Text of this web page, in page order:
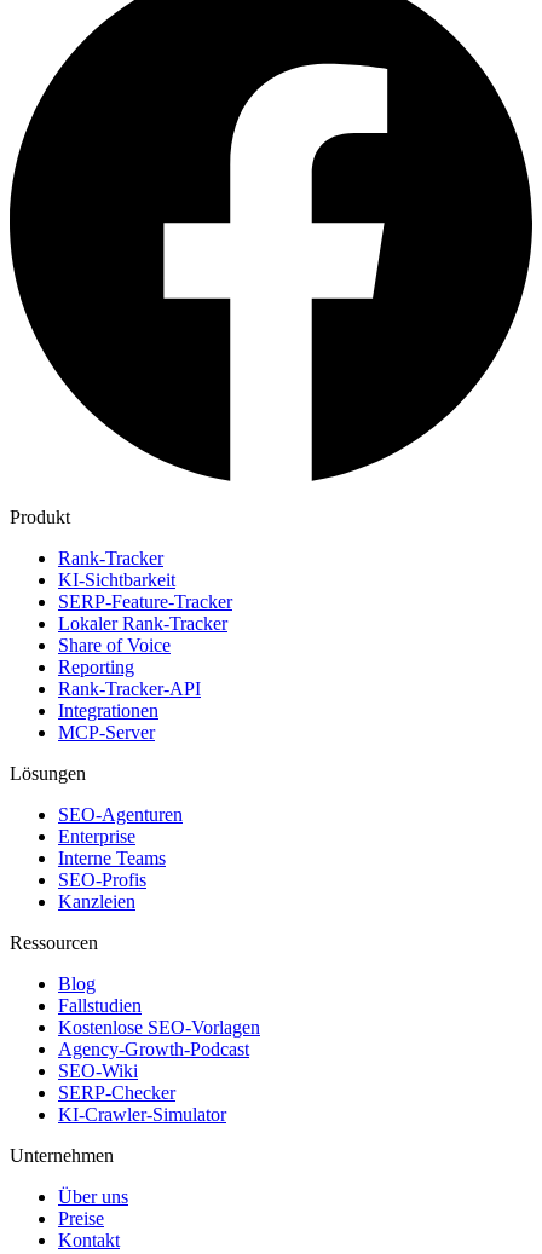
Produkt
Rank-Tracker
KI-Sichtbarkeit
SERP-Feature-Tracker
Lokaler Rank-Tracker
Share of Voice
Reporting
Rank-Tracker-API
Integrationen
MCP-Server
Lösungen
SEO-Agenturen
Enterprise
Interne Teams
SEO-Profis
Kanzleien
Ressourcen
Blog
Fallstudien
Kostenlose SEO-Vorlagen
Agency-Growth-Podcast
SEO-Wiki
SERP-Checker
KI-Crawler-Simulator
Unternehmen
Über uns
Preise
Kontakt